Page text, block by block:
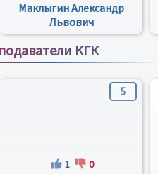
Маклыгин Александр
Львович
КГК
Все преподаватели
5
1 0